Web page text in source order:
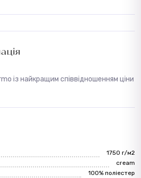
із найкращим співвідношенням ціни
1750 г/м2
cream
100% поліестер